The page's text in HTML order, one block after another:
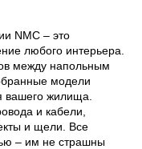
NMC – это
любого интерьера.
между напольным
модели
вашего жилища.
и кабели,
и щели. Все
– им не страшны